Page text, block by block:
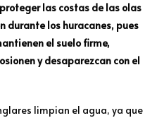
las costas de las olas
durante los huracanes, pues
el suelo firme,
y desaparezcan con el
limpian el agua, ya que